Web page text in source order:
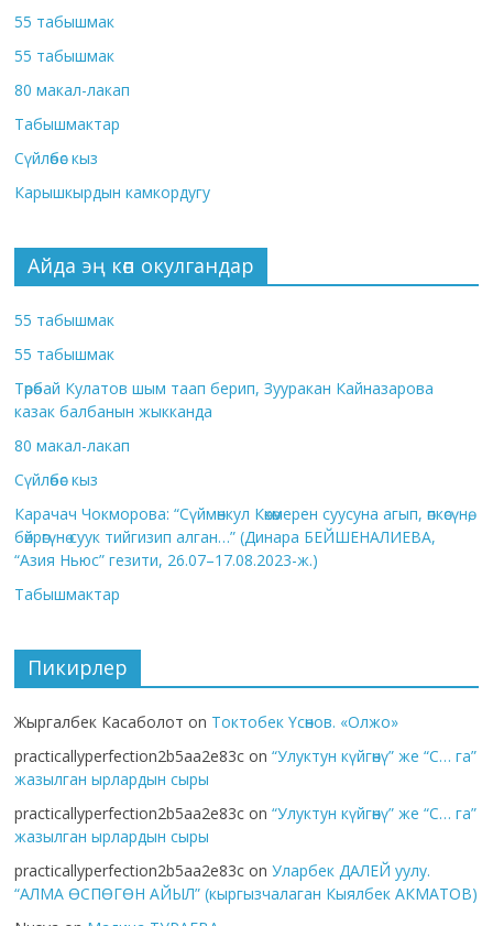
55 табышмак
55 табышмак
80 макал-лакап
Табышмактар
Сүйлөбөс кыз
Карышкырдын камкордугу
Айда эң көп окулгандар
55 табышмак
55 табышмак
Төрөбай Кулатов шым таап берип, Зууракан Кайназарова
казак балбанын жыкканда
80 макал-лакап
Сүйлөбөс кыз
Карачач Чокморова: “Сүймөнкул Көкөмерен суусуна агып, өпкөсүнө,
бөйрөгүнө суук тийгизип алган…” (Динара БЕЙШЕНАЛИЕВА,
“Азия Ньюс” гезити, 26.07–17.08.2023-ж.)
Табышмактар
Пикирлер
Жыргалбек Касаболот on Токтобек Үсөнов. «Олжо»
practicallyperfection2b5aa2e83c on“Улуктун күйгөнү” же “С… га”
жазылган ырлардын сыры
practicallyperfection2b5aa2e83c on“Улуктун күйгөнү” же “С… га”
жазылган ырлардын сыры
practicallyperfection2b5aa2e83c onУларбек ДАЛЕЙ уулу.
“АЛМА ӨСПӨГӨН АЙЫЛ” (кыргызчалаган Кыялбек АКМАТОВ)